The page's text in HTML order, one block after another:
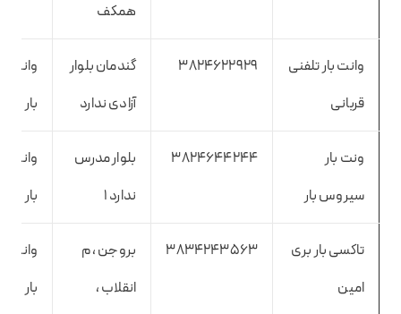
همکف
وانت بار تلفنی
قربانی
3824622929
گندمان بلوار
آزادی ندارد
وانت
بار
ونت بار
سیروس بار
3824644244
بلوار مدرس
ندارد ۱
وانت
بار
تاکسی بار بری
امین
3834243563
بروجن ، م
انقلاب ،
وانت
بار